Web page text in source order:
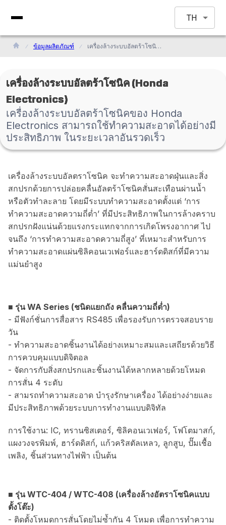
TH
ข้อมูลผลิตภัณฑ์ เครื่องล้างระบบอัลตร้าโซนิคของ Honda Electronics สามารถใช้ทำความสะอาดได้อย่างมีประสิทธิภาพ ในระยะเวลาอันรวดเร็ว
เครื่องล้างระบบอัลตร้าโซนิค (Honda
Electronics)
เครื่องล้างระบบอัลตร้าโซนิคของ Honda
Electronics สามารถใช้ทำความสะอาดได้อย่างมี
ประสิทธิภาพ ในระยะเวลาอันรวดเร็ว
เครื่องล้างระบบอัลตราโซนิค จะทำความสะอาดฝุ่นและสิ่ง
สกปรกด้วยการปล่อยคลื่นอัลตร้าโซนิคสั่นสะเทือนผ่านน้ำ
หรือตัวทำละลาย โดยมีระบบทำความสะอาดตั้งแต่ ‘การ
ทำความสะอาดความถี่ต่ำ’ ที่มีประสิทธิภาพในการล้างคราบ
สกปรกฝังแน่นด้วยแรงกระแทกจากการเกิดโพรงอากาศ ไป
จนถึง ‘การทำความสะอาดความถี่สูง’ ที่เหมาะสำหรับการ
ทำความสะอาดแผ่นซิลิคอนเวเฟอร์และฮาร์ดดิสก์ที่มีความ
แม่นยำสูง
■ รุ่น WA Series (ชนิดแยกถัง คลื่นความถี่ต่ำ)
- มีฟังก์ชั่นการสื่อสาร RS485 เพื่อรองรับการตรวจสอบราย
วัน
- ทำความสะอาดชิ้นงานได้อย่างเหมาะสมและเสถียรด้วยวิธี
การควบคุมแบบดิจิตอล
- จัดการกับสิ่งสกปรกและชิ้นงานได้หลากหลายด้วยโหมด
การสั่น 4 ระดับ
- สามรถทำความสะอาด บำรุงรักษาเครื่อง ได้อย่างง่ายและ
มีประสิทธิภาพด้วยระบบการทำงานแบบดิจิทัล
การใช้งาน: IC, ทรานซิสเตอร์, ซิลิคอนเวเฟอร์, โฟโตมาสก์,
แผงวงจรพิมพ์, ฮาร์ดดิสก์, แก้วคริสตัลเหลว, ลูกสูบ, ปั๊มเชื้อ
เพลิง, ชิ้นส่วนทางไฟฟ้า เป็นต้น
■ รุ่น WTC-404 / WTC-408 (เครื่องล้างอัตราโซนิคแบบ
ตั้งโต๊ะ)
- ติดตั้งโหมดการสั่นโดยไม่ซ้ำกัน 4 โหมด เพื่อการทำความ